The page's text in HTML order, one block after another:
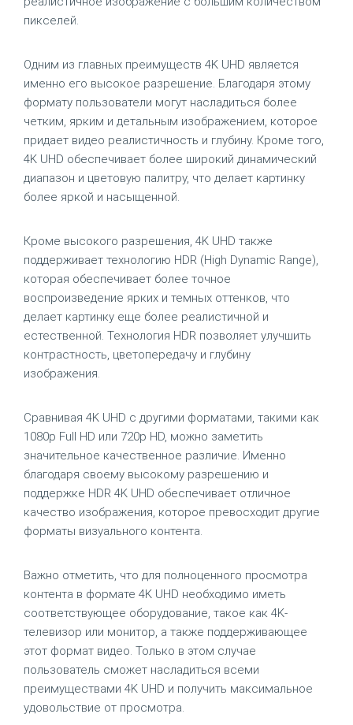
пикселей.
Одним из главных преимуществ 4K UHD является
именно его высокое разрешение. Благодаря этому
формату пользователи могут насладиться более
четким, ярким и детальным изображением, которое
придает видео реалистичность и глубину. Кроме того,
4K UHD обеспечивает более широкий динамический
диапазон и цветовую палитру, что делает картинку
более яркой и насыщенной.
Кроме высокого разрешения, 4K UHD также
поддерживает технологию HDR (High Dynamic Range),
которая обеспечивает более точное
воспроизведение ярких и темных оттенков, что
делает картинку еще более реалистичной и
естественной. Технология HDR позволяет улучшить
контрастность, цветопередачу и глубину
изображения.
Сравнивая 4K UHD с другими форматами, такими как
1080p Full HD или 720p HD, можно заметить
значительное качественное различие. Именно
благодаря своему высокому разрешению и
поддержке HDR 4K UHD обеспечивает отличное
качество изображения, которое превосходит другие
форматы визуального контента.
Важно отметить, что для полноценного просмотра
контента в формате 4K UHD необходимо иметь
соответствующее оборудование, такое как 4K-
телевизор или монитор, а также поддерживающее
этот формат видео. Только в этом случае
пользователь сможет насладиться всеми
преимуществами 4K UHD и получить максимальное
удовольствие от просмотра.